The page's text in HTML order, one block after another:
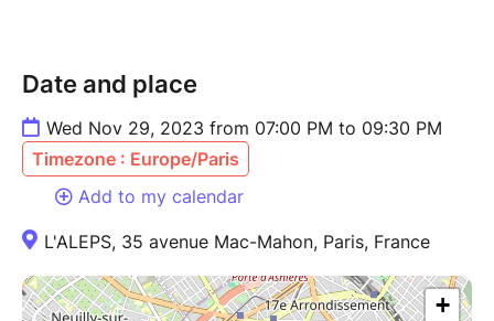
Date and place
Wed Nov 29, 2023 from 07:00 PM to 09:30 PM
Timezone : Europe/Paris
Add to my calendar
L'ALEPS, 35 avenue Mac-Mahon, Paris, France
+